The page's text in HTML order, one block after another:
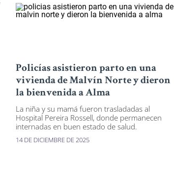
Policías asistieron parto en una
vivienda de Malvín Norte y dieron
la bienvenida a Alma
La niña y su mamá fueron trasladadas al
Hospital Pereira Rossell, donde permanecen
internadas en buen estado de salud.
14 DE DICIEMBRE DE 2025